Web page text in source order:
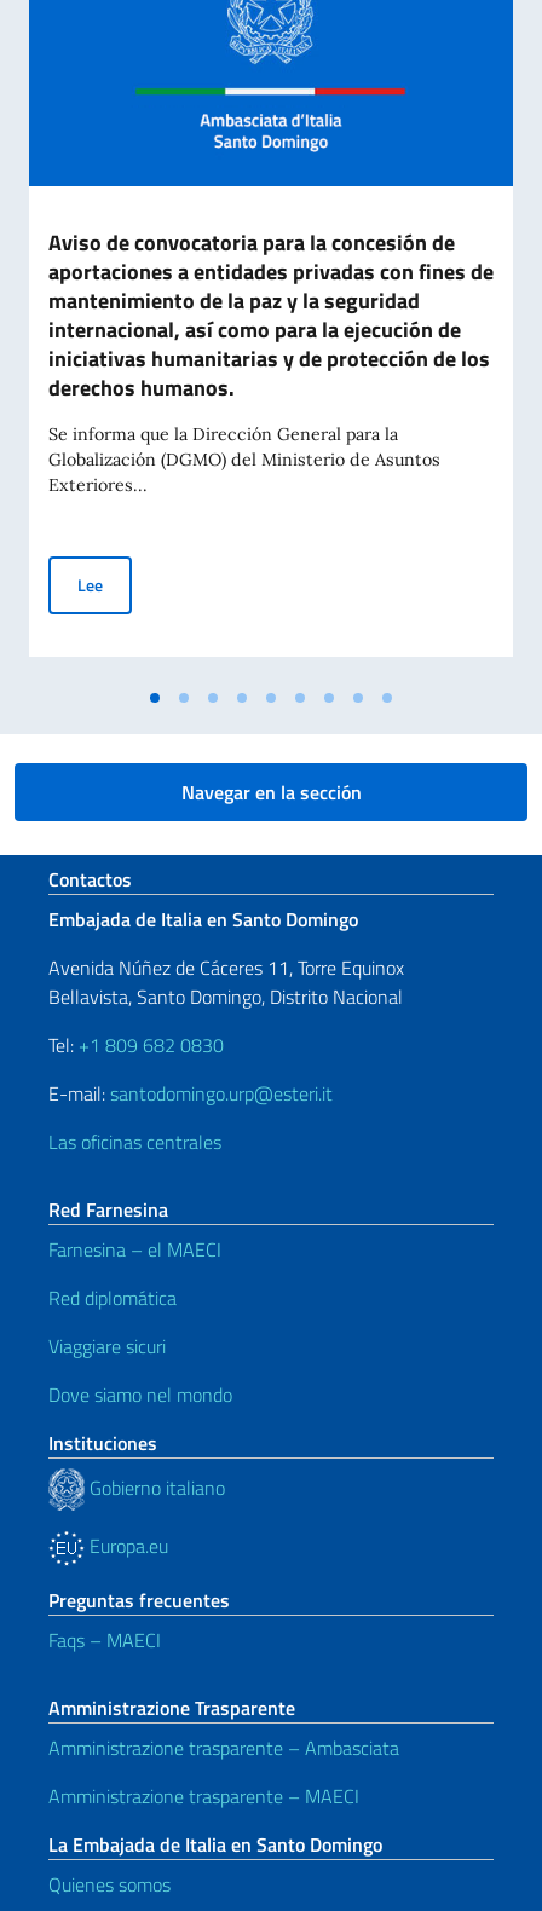
Aviso de convocatoria para la concesión de
aportaciones a entidades privadas con fines de
mantenimiento de la paz y la seguridad
internacional, así como para la ejecución de
iniciativas humanitarias y de protección de los
derechos humanos.
Se informa que la Dirección General para la
Globalización (DGMO) del Ministerio de Asuntos
Exteriores...
LeeAviso de convocatoria para la concesión de aportaciones a
Navegar en la sección
Sezione footer
Contactos
Embajada de Italia en Santo Domingo
Avenida Núñez de Cáceres 11, Torre Equinox
Bellavista, Santo Domingo, Distrito Nacional
Tel: +1 809 682 0830
E-mail:santodomingo.urp@esteri.it
Las oficinas centrales
Red Farnesina
Farnesina – el MAECI
Red diplomática
Viaggiare sicuri
Dove siamo nel mondo
Instituciones
Gobierno italiano
Europa.eu
Preguntas frecuentes
Faqs – MAECI
Amministrazione Trasparente
Amministrazione trasparente – Ambasciata
Amministrazione trasparente – MAECI
La Embajada de Italia en Santo Domingo
Quienes somos